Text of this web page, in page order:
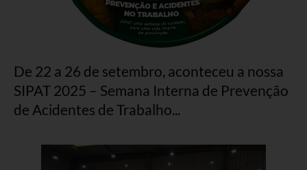
De 22 a 26 de setembro, aconteceu a nossa
SIPAT 2025 – Semana Interna de Prevenção
de Acidentes de Trabalho...